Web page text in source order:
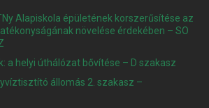
Alapiskola épületének korszerűsítése az
növelése érdekében – SO
a helyi úthálózat bővítése – D szakasz
állomás 2. szakasz –